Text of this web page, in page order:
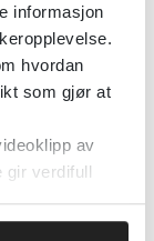
informasjon
hvordan
som gjør at
av
gir verdifull